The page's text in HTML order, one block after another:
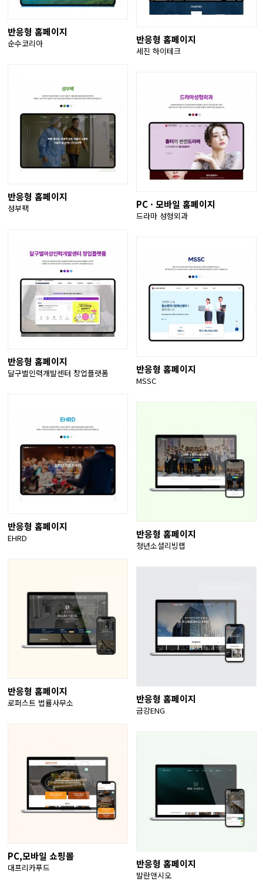
반응형 홈페이지
순수코리아 반응형 홈페이지
세진 하이테크
반응형 홈페이지
성부팩 PC · 모바일 홈페이지
드라마 성형외과
반응형 홈페이지
달구벌인력개발센터 창업플랫폼 반응형 홈페이지
MSSC
반응형 홈페이지
EHRD 반응형 홈페이지
청년소셜리빙랩
반응형 홈페이지
로퍼스트 법률사무소 반응형 홈페이지
금강ENG
PC,모바일 쇼핑몰
대프리카푸드 반응형 홈페이지
발란앤시오